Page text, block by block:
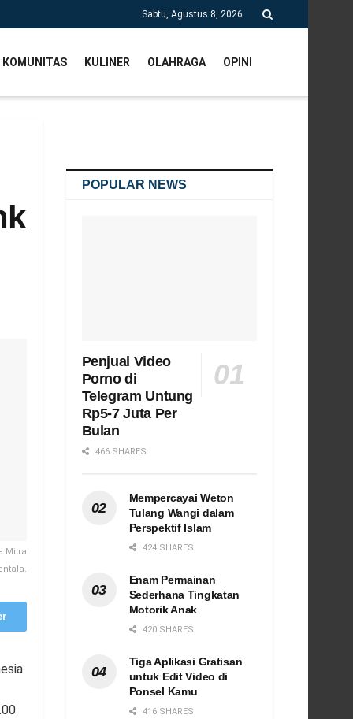
Sabtu, Agustus 8, 2026
KOMUNITAS KULINER OLAHRAGA OPINI
Mitra
POPULAR NEWS
Penjual Video
Porno di
Telegram Untung
Rp5-7 Juta Per
Bulan
466 SHARES
Mempercayai Weton
Tulang Wangi dalam
Perspektif Islam
424 SHARES
Enam Permainan
Sederhana Tingkatan
Motorik Anak
420 SHARES
Tiga Aplikasi Gratisan
untuk Edit Video di
Ponsel Kamu
416 SHARES